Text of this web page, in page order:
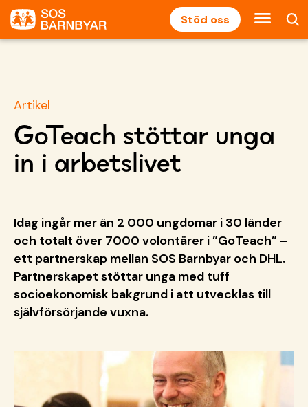
Stöd oss
Artikel
GoTeach stöttar unga
in i arbetslivet
Idag ingår mer än 2 000 ungdomar i 30 länder
och totalt över 7000 volontärer i ”GoTeach” –
ett partnerskap mellan SOS Barnbyar och DHL.
Partnerskapet stöttar unga med tuff
socioekonomisk bakgrund i att utvecklas till
självförsörjande vuxna.